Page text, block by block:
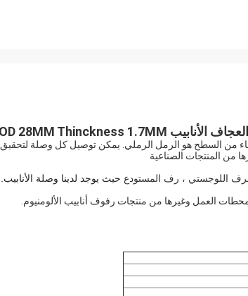
من السطح هو الرمل الرملي. يمكن توصيل كل وصلة لتحقيق
من المنتجات الصناعية
حيث يوجد لدينا وصلة الأنابيب.